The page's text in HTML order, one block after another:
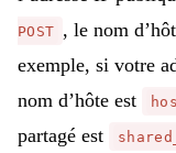
POST , le nom
exemple, si votre
nom d’hôte est
partagé est